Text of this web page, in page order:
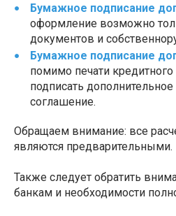
Бумажное подписание
оформление возможно
документов и
Бумажное подписание
помимо печати кредитного
подписать
соглашение.
Обращаем внимание: все
являются предварительными.
Также следует обратить
банкам и необходимости